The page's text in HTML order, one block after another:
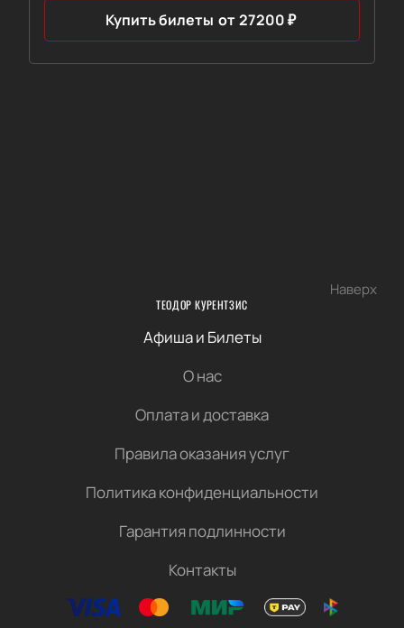
Купить билеты от 27200₽
Наверх
ТЕОДОР КУРЕНТЗИС
Афиша и Билеты
О нас
Оплата и доставка
Правила оказания услуг
Политика конфиденциальности
Гарантия подлинности
Контакты